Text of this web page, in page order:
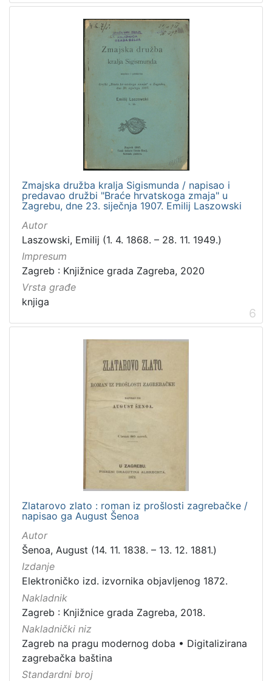
Zmajska družba kralja Sigismunda / napisao i
predavao družbi "Braće hrvatskoga zmaja" u
Zagrebu, dne 23. siječnja 1907. Emilij Laszowski
Autor
Laszowski, Emilij (1. 4. 1868. – 28. 11. 1949.)
Impresum
Zagreb : Knjižnice grada Zagreba, 2020
Vrsta građe
knjiga
6
Zlatarovo zlato : roman iz prošlosti zagrebačke /
napisao ga August Šenoa
Autor
Šenoa, August (14. 11. 1838. – 13. 12. 1881.)
Izdanje
Elektroničko izd. izvornika objavljenog 1872.
Nakladnik
Zagreb : Knjižnice grada Zagreba, 2018.
Nakladnički niz
Zagreb na pragu modernog doba • Digitalizirana
zagrebačka baština
Standardni broj